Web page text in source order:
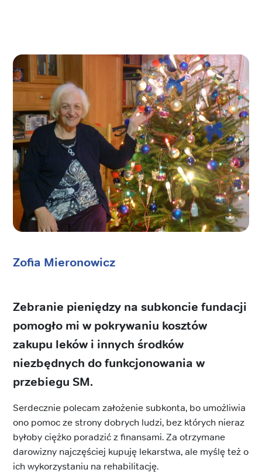
Zofia Mieronowicz
Zebranie pieniędzy na subkoncie fundacji
pomogło mi w pokrywaniu kosztów
zakupu leków i innych środków
niezbędnych do funkcjonowania w
przebiegu SM.
Serdecznie polecam założenie subkonta, bo umożliwia
ono pomoc ze strony dobrych ludzi, bez których nieraz
byłoby ciężko poradzić z finansami. Za otrzymane
darowizny najczęściej kupuję lekarstwa, ale myślę też o
ich wykorzystaniu na rehabilitację.